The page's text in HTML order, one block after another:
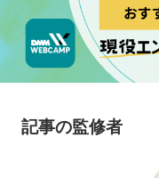
記事の監修者